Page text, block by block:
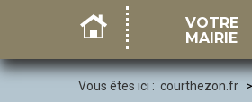
VOTRE
MAIRIE
Vous êtes ici : courthezon.fr